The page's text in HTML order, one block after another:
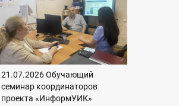
21.07.2026 Обучающий
семинар координаторов
проекта «ИнформУИК»